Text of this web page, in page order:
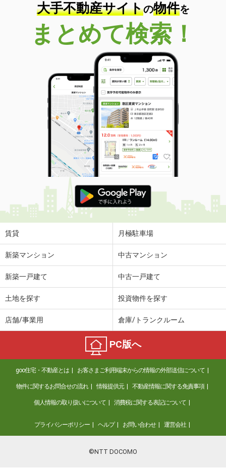
大手不動産サイトの物件を
まとめて検索！
賃貸 月極駐車場
新築マンション 中古マンション
新築一戸建て 中古一戸建て
土地を探す 投資物件を探す
店舗/事業用 倉庫/トランクルーム
PC版へ
goo住宅・不動産とは お客さまご利用端末からの情報の外部送信について
物件に関するお問合せの流れ 情報提供元 不動産情報に関する免責事項
個人情報の取り扱いについて 消費税に関する表記について
プライバシーポリシー ヘルプ お問い合わせ 運営会社
©NTT DOCOMO